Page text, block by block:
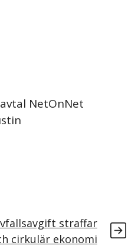
NetOnNet
straffar
cirkulär ekonomi